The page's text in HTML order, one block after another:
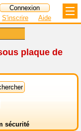
S'inscrire Aide
plaque de
sécurité